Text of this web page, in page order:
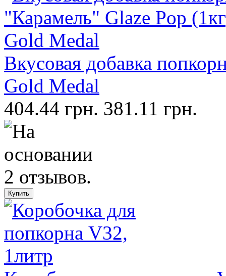
Вкусовая добавка
Gold Medal
404.44 грн. 381.11 грн.